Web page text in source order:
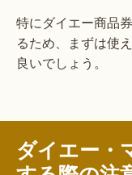
特にダイエー商品
るため、まずは使
良いでしょう。
ダイエー・